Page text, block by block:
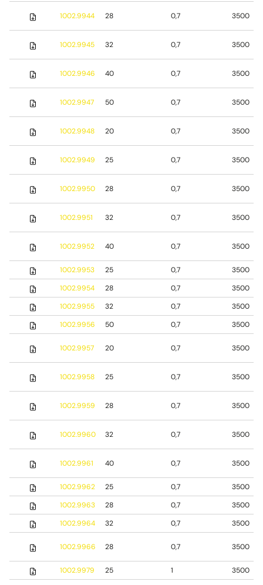
1002.9944 28 0,7 3500
1002.9945 32 0,7 3500
1002.9946 40 0,7 3500
1002.9947 50 0,7 3500
1002.9948 20 0,7 3500
1002.9949 25 0,7 3500
1002.9950 28 0,7 3500
1002.9951 32 0,7 3500
1002.9952 40 0,7 3500
1002.9953 25 0,7
3500
1002.9954
28 0,7
3500
1002.9955
32 0,7
3500
1002.9956
50 0,7 3500
1002.9957 20 0,7 3500
1002.9958 25 0,7 3500
1002.9959 28 0,7 3500
1002.9960 32 0,7 3500
1002.9961 40 0,7 3500
1002.9962 25 0,7
3500
1002.9963
28 0,7
3500
1002.9964
32 0,7 3500
1002.9966 28 0,7 3500
1002.9979 25 1
3500